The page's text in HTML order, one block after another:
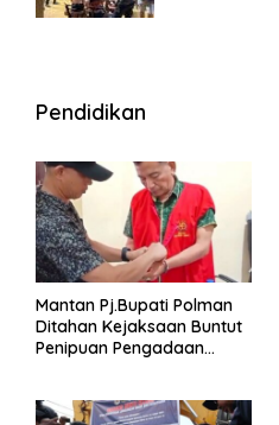
Pendidikan
Mantan Pj.Bupati Polman
Ditahan Kejaksaan Buntut
Penipuan Pengadaan